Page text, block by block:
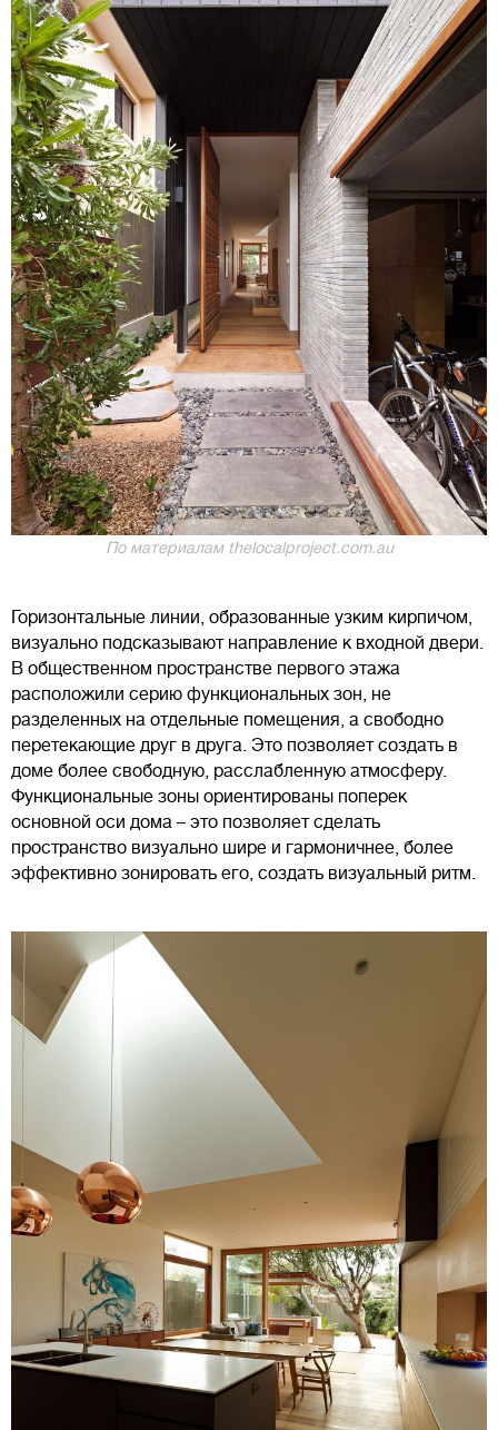
По материалам thelocalproject.com.au
Горизонтальные линии, образованные узким кирпичом,
визуально подсказывают направление к входной двери.
В общественном пространстве первого этажа
расположили серию функциональных зон, не
разделенных на отдельные помещения, а свободно
перетекающие друг в друга. Это позволяет создать в
доме более свободную, расслабленную атмосферу.
Функциональные зоны ориентированы поперек
основной оси дома – это позволяет сделать
пространство визуально шире и гармоничнее, более
эффективно зонировать его, создать визуальный ритм.